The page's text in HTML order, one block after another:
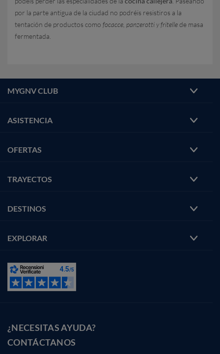
por la parte antigua de la ciudad no podréis resistiros a la
tentación de productos como focacce, panzerotti y fritellede masa
fermentada.
MYGNV CLUB
ASISTENCIA
OFERTAS
TRAYECTOS
DESTINOS
EXPLORAR
¿NECESITAS AYUDA?
CONTÁCTANOS